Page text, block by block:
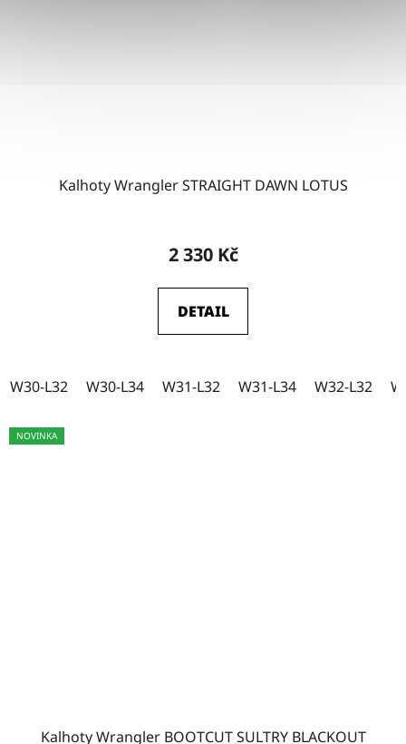
Kalhoty Wrangler STRAIGHT DAWN LOTUS
2 330 Kč
DETAIL
W30-L32 W30-L34 W31-L32 W31-L34 W32-L32
NOVINKA
Kalhoty Wrangler BOOTCUT SULTRY BLACKOUT